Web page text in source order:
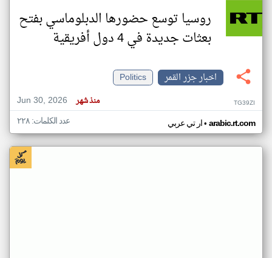
روسيا توسع حضورها الدبلوماسي بفتح
بعثات جديدة في 4 دول أفريقية
اخبار جزر القمر
Politics
Jun 30, 2026
منذ شهر TG39ZI
ار تي عربي• arabic.rt.com عدد الكلمات: ٢٢٨